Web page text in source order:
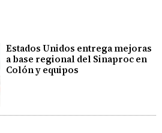
Estados Unidos entrega mejoras
a base regional del Sinaproc en
Colón y equipos